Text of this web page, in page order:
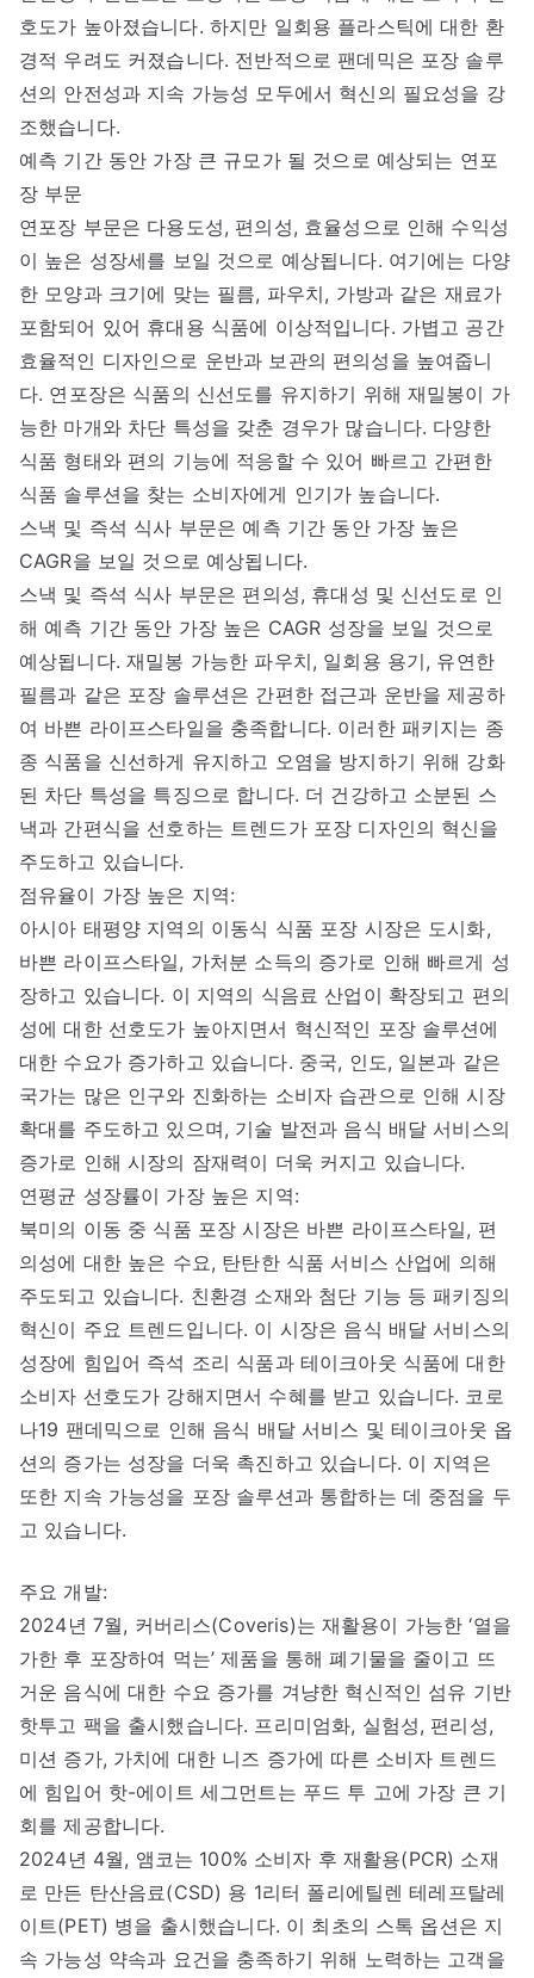
호도가 높아졌습니다. 하지만 일회용 플라스틱에 대한 환
경적 우려도 커졌습니다. 전반적으로 팬데믹은 포장 솔루
션의 안전성과 지속 가능성 모두에서 혁신의 필요성을 강
조했습니다.
예측 기간 동안 가장 큰 규모가 될 것으로 예상되는 연포
장 부문
연포장 부문은 다용도성, 편의성, 효율성으로 인해 수익성
이 높은 성장세를 보일 것으로 예상됩니다. 여기에는 다양
한 모양과 크기에 맞는 필름, 파우치, 가방과 같은 재료가
포함되어 있어 휴대용 식품에 이상적입니다. 가볍고 공간
효율적인 디자인으로 운반과 보관의 편의성을 높여줍니
다. 연포장은 식품의 신선도를 유지하기 위해 재밀봉이 가
능한 마개와 차단 특성을 갖춘 경우가 많습니다. 다양한
식품 형태와 편의 기능에 적응할 수 있어 빠르고 간편한
식품 솔루션을 찾는 소비자에게 인기가 높습니다.
스낵 및 즉석 식사 부문은 예측 기간 동안 가장 높은
CAGR을 보일 것으로 예상됩니다.
스낵 및 즉석 식사 부문은 편의성, 휴대성 및 신선도로 인
해 예측 기간 동안 가장 높은 CAGR 성장을 보일 것으로
예상됩니다. 재밀봉 가능한 파우치, 일회용 용기, 유연한
필름과 같은 포장 솔루션은 간편한 접근과 운반을 제공하
여 바쁜 라이프스타일을 충족합니다. 이러한 패키지는 종
종 식품을 신선하게 유지하고 오염을 방지하기 위해 강화
된 차단 특성을 특징으로 합니다. 더 건강하고 소분된 스
낵과 간편식을 선호하는 트렌드가 포장 디자인의 혁신을
주도하고 있습니다.
점유율이 가장 높은 지역:
아시아 태평양 지역의 이동식 식품 포장 시장은 도시화,
바쁜 라이프스타일, 가처분 소득의 증가로 인해 빠르게 성
장하고 있습니다. 이 지역의 식음료 산업이 확장되고 편의
성에 대한 선호도가 높아지면서 혁신적인 포장 솔루션에
대한 수요가 증가하고 있습니다. 중국, 인도, 일본과 같은
국가는 많은 인구와 진화하는 소비자 습관으로 인해 시장
확대를 주도하고 있으며, 기술 발전과 음식 배달 서비스의
증가로 인해 시장의 잠재력이 더욱 커지고 있습니다.
연평균 성장률이 가장 높은 지역:
북미의 이동 중 식품 포장 시장은 바쁜 라이프스타일, 편
의성에 대한 높은 수요, 탄탄한 식품 서비스 산업에 의해
주도되고 있습니다. 친환경 소재와 첨단 기능 등 패키징의
혁신이 주요 트렌드입니다. 이 시장은 음식 배달 서비스의
성장에 힘입어 즉석 조리 식품과 테이크아웃 식품에 대한
소비자 선호도가 강해지면서 수혜를 받고 있습니다. 코로
나19 팬데믹으로 인해 음식 배달 서비스 및 테이크아웃 옵
션의 증가는 성장을 더욱 촉진하고 있습니다. 이 지역은
또한 지속 가능성을 포장 솔루션과 통합하는 데 중점을 두
고 있습니다.
주요 개발:
2024년 7월, 커버리스(Coveris)는 재활용이 가능한 ‘열을
가한 후 포장하여 먹는’ 제품을 통해 폐기물을 줄이고 뜨
거운 음식에 대한 수요 증가를 겨냥한 혁신적인 섬유 기반
핫투고 팩을 출시했습니다. 프리미엄화, 실험성, 편리성,
미션 증가, 가치에 대한 니즈 증가에 따른 소비자 트렌드
에 힘입어 핫-에이트 세그먼트는 푸드 투 고에 가장 큰 기
회를 제공합니다.
2024년 4월, 앰코는 100% 소비자 후 재활용(PCR) 소재
로 만든 탄산음료(CSD) 용 1리터 폴리에틸렌 테레프탈레
이트(PET) 병을 출시했습니다. 이 최초의 스톡 옵션은 지
속 가능성 약속과 요건을 충족하기 위해 노력하는 고객을